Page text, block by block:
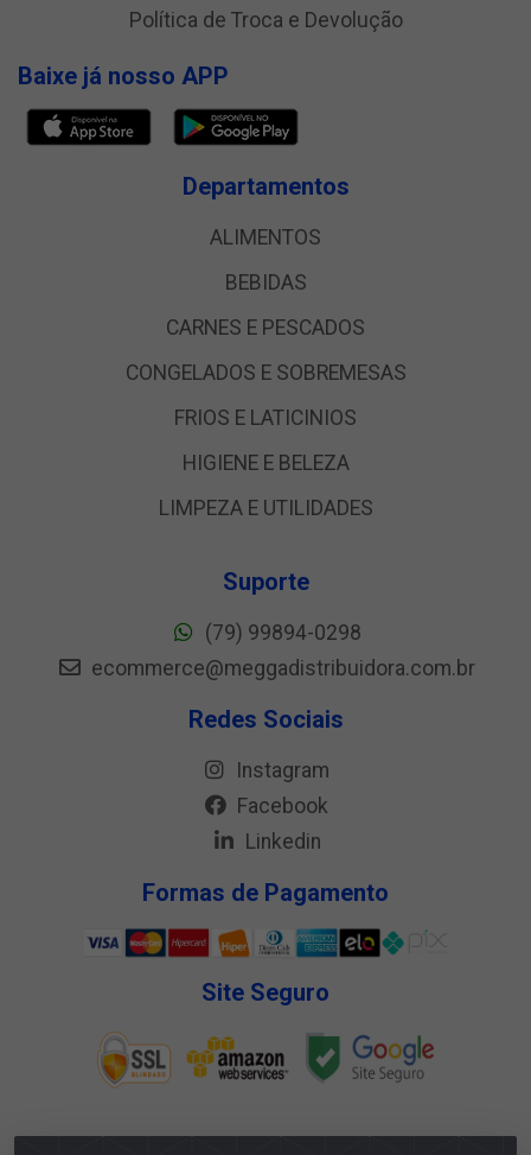
Política de Troca e Devolução
Baixe já nosso APP
Departamentos
ALIMENTOS
BEBIDAS
CARNES E PESCADOS
CONGELADOS E SOBREMESAS
FRIOS E LATICINIOS
HIGIENE E BELEZA
LIMPEZA E UTILIDADES
Suporte
(79) 99894-0298
ecommerce@meggadistribuidora.com.br
Redes Sociais
Instagram
Facebook
Linkedin
Formas de Pagamento
Site Seguro